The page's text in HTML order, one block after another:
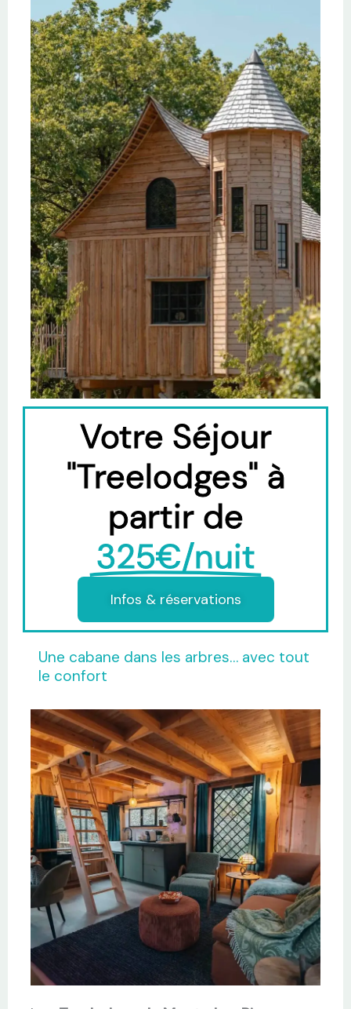
Votre Séjour
"Treelodges" à
partir de
325€/nuit
Infos & réservations
Une cabane dans les arbres… avec tout
le confort